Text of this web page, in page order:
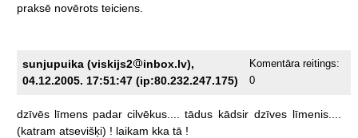
praksē novērots teiciens.
sunjupuika (viskijs2
inbox.lv),
04.12.2005. 17:51:47 (ip:80.232.247.175)
Komentāra reitings:
0
dzīvēs līmens padar cilvēkus.... tādus kādsir dzīves līmenis....
(katram atsevišķi) ! laikam kka tā !